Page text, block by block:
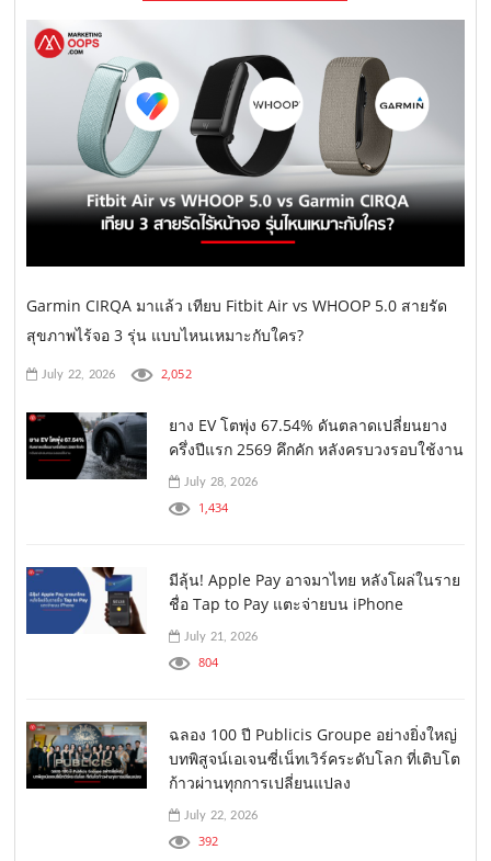
Garmin CIRQA มาแล้ว เทียบ Fitbit Air vs WHOOP 5.0 สายรัด
สุขภาพไร้จอ 3 รุ่น แบบไหนเหมาะกับใคร?
July 22, 2026 2,052
ยาง EV โตพุ่ง 67.54% ดันตลาดเปลี่ยนยาง
ครึ่งปีแรก 2569 คึกคัก หลังครบวงรอบใช้งาน
July 28, 2026
1,434
มีลุ้น! Apple Pay อาจมาไทย หลังโผล่ในราย
ชื่อ Tap to Pay แตะจ่ายบน iPhone
July 21, 2026
804
ฉลอง 100 ปี Publicis Groupe อย่างยิ่งใหญ่
บทพิสูจน์เอเจนซี่เน็ทเวิร์คระดับโลก ที่เติบโต
ก้าวผ่านทุกการเปลี่ยนแปลง
July 22, 2026
392